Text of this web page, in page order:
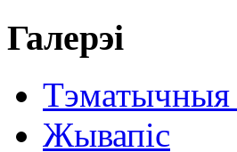
Галерэі
Тэматычныя
Жывапіс